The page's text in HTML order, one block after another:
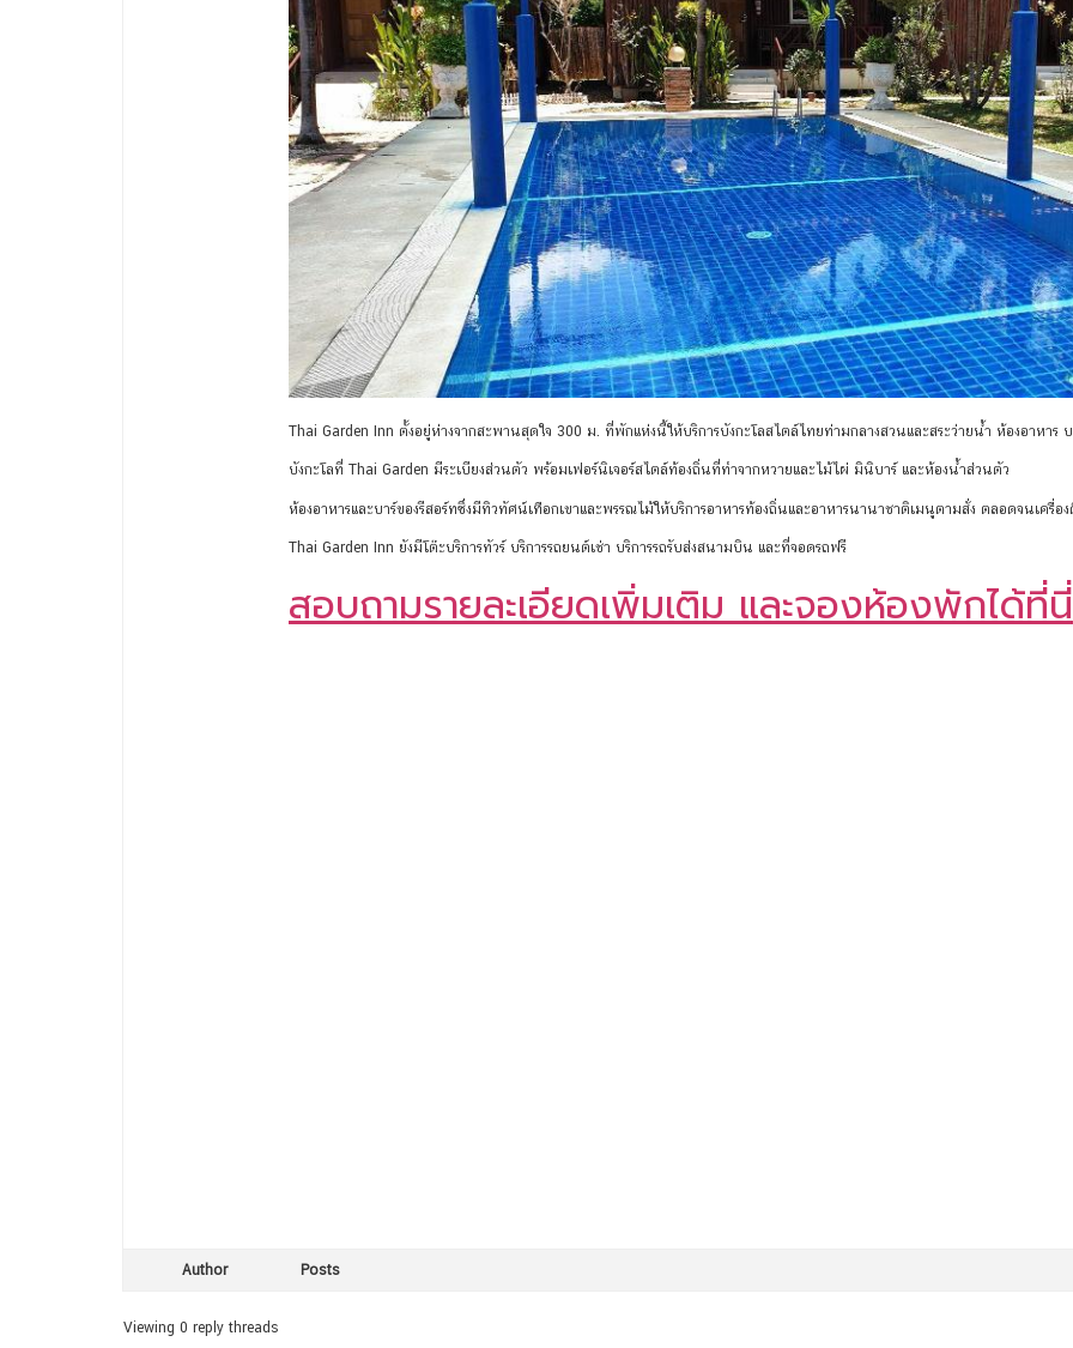
Thai Garden Inn ตั้งอยู่ห่างจากสะพานสุดใจ 300 ม. ที่พักแห่งนี้ให้บริการบังกะโลสไตล์ไทยท่ามกลางสวนและสระว่ายน้ำ ห้องอาหาร
บังกะโลที่ Thai Garden มีระเบียงส่วนตัว พร้อมเฟอร์นิเจอร์สไตล์ท้องถิ่นที่ทำจากหวายและไม้ไผ่ มินิบาร์ และห้องน้ำส่วนตัว
ห้องอาหารและบาร์ของรีสอร์ทซึ่งมีทิวทัศน์เทือกเขาและพรรณไม้ให้บริการอาหารท้องถิ่นและอาหารนานาชาติเมนูตามสั่ง ตลอดจนเครื่อง
Thai Garden Inn ยังมีโต๊ะบริการทัวร์ บริการรถยนต์เช่า บริการรถรับส่งสนามบิน และที่จอดรถฟรี
สอบถามรายละเอียดเพิ่มเติม และจองห้องพักได้ที่นี่
Author Posts
Viewing 0 reply threads